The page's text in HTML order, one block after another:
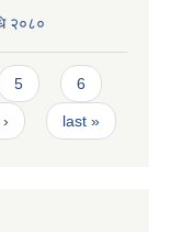
२०८०
5 6
last »